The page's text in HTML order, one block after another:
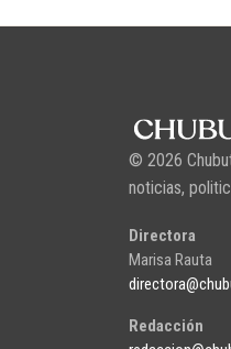
© 2026
noticias,
Directora
Marisa Rauta
Redacción